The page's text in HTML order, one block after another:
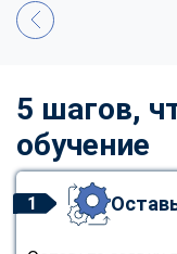
5 шагов,
обучение
1